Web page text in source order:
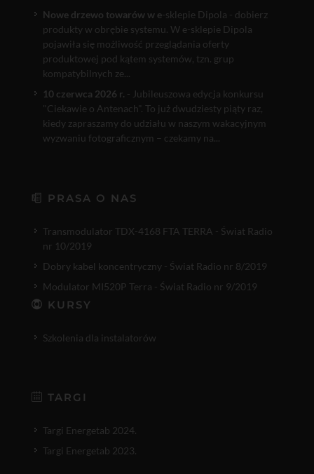
Nowe drzewo towarów w e-sklepie Dipola - dobierz
produkty w obrębie systemu. W e-sklepie Dipola
pojawiła się możliwość przeglądania oferty
produktowej pod kątem systemów, tzn. grup
kompatybilnych ze...
10 czerwca 2026 r. - Jubileuszowa edycja konkursu
"Ciekawie o Antenach". To już dwudziesty piąty raz,
kiedy zapraszamy do udziału w naszym wakacyjnym
wyzwaniu fotograficznym – czekamy na...
PRASA O NAS
Transmodulator TDX-4168 FTA TERRA - Świat Radio
nr 10/2019
Dobry kabel koncentryczny - Świat Radio nr 8/2019
Modulator MI520P Terra - Świat Radio nr 9/2019
KURSY
Szkolenia dla instalatorów
TARGI
Targi Energetab 2024.
Targi Energetab 2023.